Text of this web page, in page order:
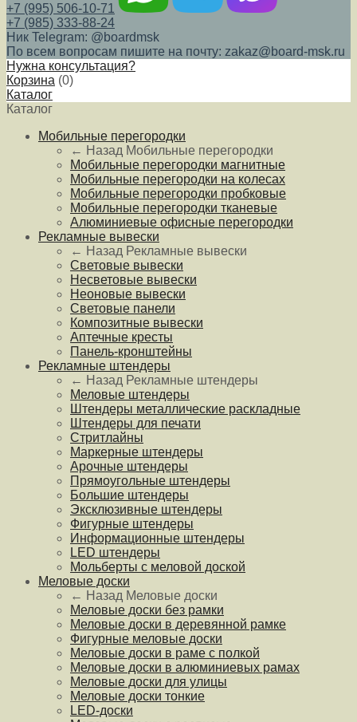
+7 (995) 506-10-71
+7 (985) 333-88-24
Ник Telegram: @boardmsk
По всем вопросам пишите на почту: zakaz@board-msk.ru
Нужна консультация?
Корзина (0)
Каталог
Каталог
Мобильные перегородки
← Назад Мобильные перегородки
Мобильные перегородки магнитные
Мобильные перегородки на колесах
Мобильные перегородки пробковые
Мобильные перегородки тканевые
Алюминиевые офисные перегородки
Рекламные вывески
← Назад Рекламные вывески
Световые вывески
Несветовые вывески
Неоновые вывески
Световые панели
Композитные вывески
Аптечные кресты
Панель-кронштейны
Рекламные штендеры
← Назад Рекламные штендеры
Меловые штендеры
Штендеры металлические раскладные
Штендеры для печати
Стритлайны
Маркерные штендеры
Арочные штендеры
Прямоугольные штендеры
Большие штендеры
Эксклюзивные штендеры
Фигурные штендеры
Информационные штендеры
LED штендеры
Мольберты с меловой доской
Меловые доски
← Назад Меловые доски
Меловые доски без рамки
Меловые доски в деревянной рамке
Фигурные меловые доски
Меловые доски в раме с полкой
Меловые доски в алюминиевых рамах
Меловые доски для улицы
Меловые доски тонкие
LED-доски